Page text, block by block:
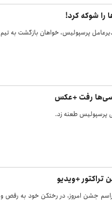
را شوکه کرد!
پرسپولیس، خواهان بازگشت به تیم
رفت +عکس
پرسپولیس طعنه زد.
+ویدیو
مراسم جشن امروز، در رختکن خود به رقص و